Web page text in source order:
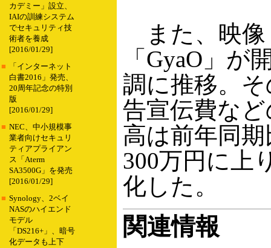
カデミー」設立、
IAIの訓練システム
でセキュリティ技
術者を養成
[2016/01/29]
■
「インターネット
白書2016」発売、
20周年記念の特別
版
[2016/01/29]
■ NEC、中小規模事
業者向けセキュリ
ティアプライアン
ス「Aterm
SA3500G」を発売
[2016/01/29]
■ Synology、2ベイ
NASのハイエンド
モデル
「DS216+」、暗号
化データも上下
また、映像
「GyaO」
調に推移。
告宣伝費な
高は前年同
300万円に上
化した。
関連情報